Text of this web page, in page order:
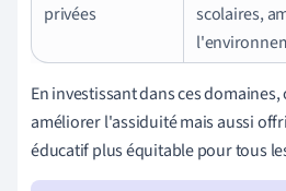
privées
scolaires,
En investissant dans ces
améliorer l'assiduité mais aussi
éducatif plus équitable pour tous